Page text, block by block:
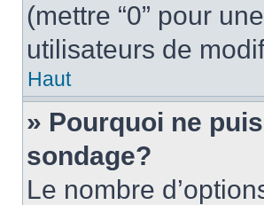
(mettre “0” pour
utilisateurs de
Haut
» Pourquoi ne
sondage?
Le nombre